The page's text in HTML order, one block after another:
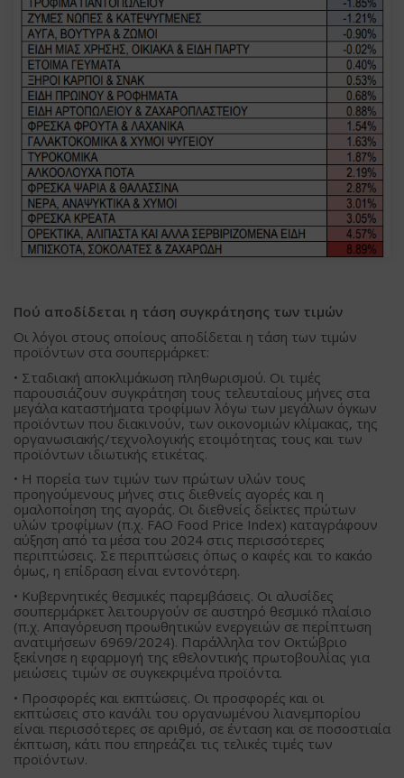
Πού αποδίδεται η τάση συγκράτησης των τιμών
Οι λόγοι στους οποίους αποδίδεται η τάση των τιμών
προϊόντων στα σουπερμάρκετ:
• Σταδιακή αποκλιμάκωση πληθωρισμού. Οι τιμές
παρουσιάζουν συγκράτηση τους τελευταίους μήνες στα
μεγάλα καταστήματα τροφίμων λόγω των μεγάλων όγκων
προϊόντων που διακινούν, των οικονομιών κλίμακας, της
οργανωσιακής/τεχνολογικής ετοιμότητας τους και των
προϊόντων ιδιωτικής ετικέτας.
• Η πορεία των τιμών των πρώτων υλών τους
προηγούμενους μήνες στις διεθνείς αγορές και η
ομαλοποίηση της αγοράς. Οι διεθνείς δείκτες πρώτων
υλών τροφίμων (π.χ. FAO Food Price Index) καταγράφουν
αύξηση από τα μέσα του 2024 στις περισσότερες
περιπτώσεις. Σε περιπτώσεις όπως ο καφές και το κακάο
όμως, η επίδραση είναι εντονότερη.
• Κυβερνητικές θεσμικές παρεμβάσεις. Οι αλυσίδες
σουπερμάρκετ λειτουργούν σε αυστηρό θεσμικό πλαίσιο
(π.χ. Απαγόρευση προωθητικών ενεργειών σε περίπτωση
ανατιμήσεων 6969/2024). Παράλληλα τον Οκτώβριο
ξεκίνησε η εφαρμογή της εθελοντικής πρωτοβουλίας για
μειώσεις τιμών σε συγκεκριμένα προϊόντα.
• Προσφορές και εκπτώσεις. Οι προσφορές και οι
εκπτώσεις στο κανάλι του οργανωμένου λιανεμπορίου
είναι περισσότερες σε αριθμό, σε ένταση και σε ποσοστιαία
έκπτωση, κάτι που επηρεάζει τις τελικές τιμές των
προϊόντων.